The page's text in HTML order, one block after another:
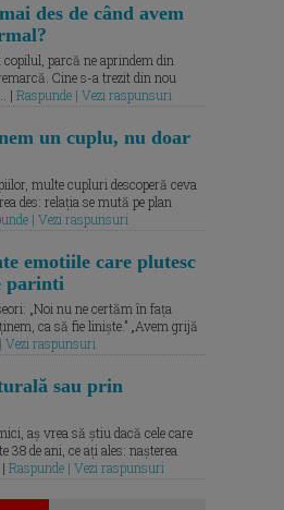
des de când avem
copilul, parcă ne aprindem din
Cine s-a trezit din nou
| Raspunde | Vezi raspunsuri
un cuplu, nu doar
multe cupluri descoperă ceva
des: relația se mută pe plan
| Vezi raspunsuri
emotiile care plutesc
parinti
„Noi nu ne certăm în fața
ca să fie liniște.” „Avem grijă
Vezi raspunsuri
sau prin
aș vrea să știu dacă cele care
38 de ani, ce ați ales: nașterea
Raspunde | Vezi raspunsuri